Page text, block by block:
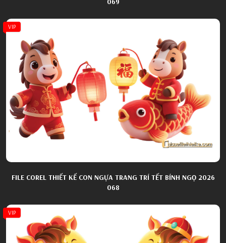
VIP
FILE COREL THIẾT KẾ CON NGỰA TRANG TRÍ TẾT BÍNH NGỌ 2026
068
VIP